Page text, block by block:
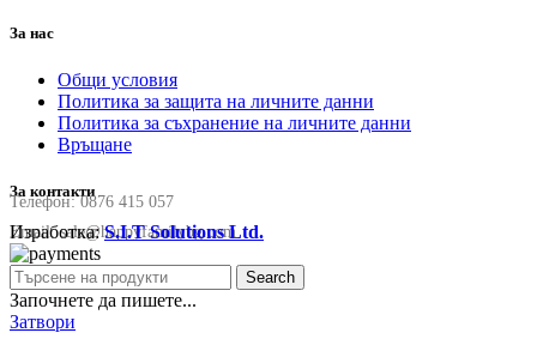
За нас
Общи условия
Политика за защита на личните данни
Политика за съхранение на личните данни
Връщане
За контакти
Телефон:0876 415 057
Email:sale@happyfamilybg.com
Изработка:S.I.T Solutions Ltd.
Search
Започнете да пишете...
Затвори